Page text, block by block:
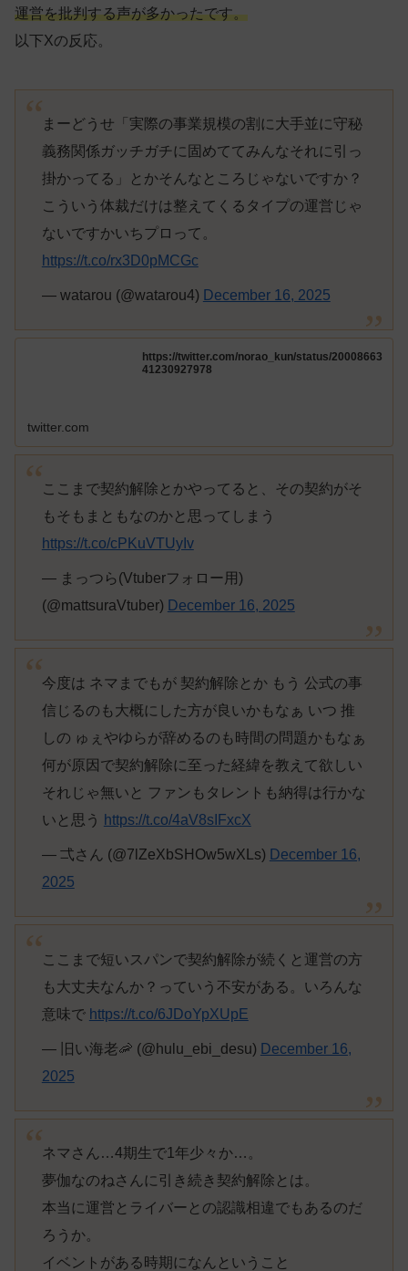
運営を批判する声が多かったです。
以下Xの反応。
まーどうせ「実際の事業規模の割に大手並に守秘
義務関係ガッチガチに固めててみんなそれに引っ
掛かってる」とかそんなところじゃないですか？
こういう体裁だけは整えてくるタイプの運営じゃ
ないですかいちプロって。
https://t.co/rx3D0pMCGc
— watarou (@watarou4) December 16, 2025
https://twitter.com/norao_kun/status/20008663
41230927978
twitter.com
ここまで契約解除とかやってると、その契約がそ
もそもまともなのかと思ってしまう
https://t.co/cPKuVTUyIv
— まっつら(Vtuberフォロー用)
(@mattsuraVtuber) December 16, 2025
今度は ネマまでもが 契約解除とか もう 公式の事
信じるのも大概にした方が良いかもなぁ いつ 推
しの ゅぇやゆらが辞めるのも時間の問題かもなぁ
何が原因で契約解除に至った経緯を教えて欲しい
それじゃ無いと ファンもタレントも納得は行かな
いと思う
https://t.co/4aV8sIFxcX
— 弌さん (@7lZeXbSHOw5wXLs) December 16,
2025
ここまで短いスパンで契約解除が続くと運営の方
も大丈夫なんか？っていう不安がある。いろんな
意味で https://t.co/6JDoYpXUpE
— 旧い海老🦐 (@hulu_ebi_desu) December 16,
2025
ネマさん…4期生で1年少々か…。
夢伽なのねさんに引き続き契約解除とは。
本当に運営とライバーとの認識相違でもあるのだ
ろうか。
イベントがある時期になんということ